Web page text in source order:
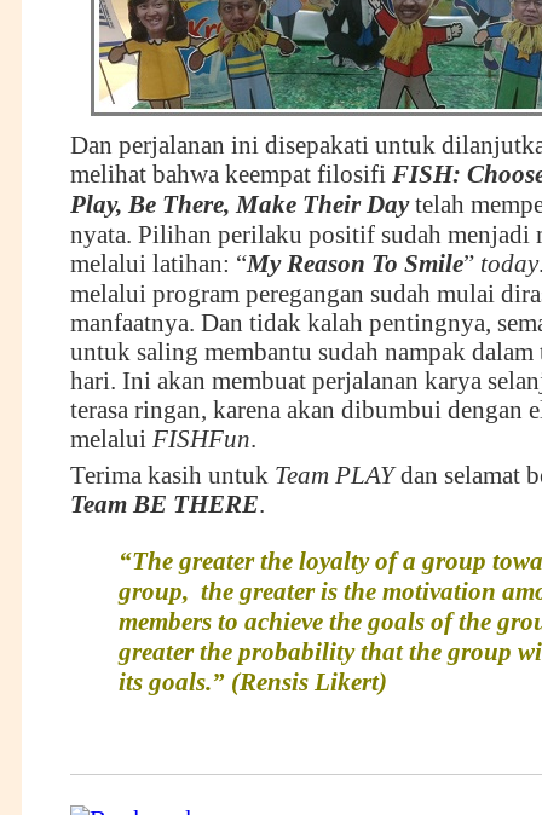
Dan perjalanan ini disepakati untuk
melihat bahwa keempat filosifi FISH:
Play, Be There, Make Their Daytelah
nyata. Pilihan perilaku positif sudah menjadi
melalui latihan: “My Reason To Smile” today
melalui program peregangan sudah mulai
manfaatnya. Dan tidak kalah pentingnya,
untuk saling membantu sudah nampak dalam
hari. Ini akan membuat perjalanan karya
terasa ringan, karena akan dibumbui dengan
melalui FISHFun.
Terima kasih untuk Team PLAYdan selamat
Team BE THERE.
“The greater the loyalty of a group
group, the greater is the motivation
members to achieve the goals of the
greater the probability that the group
its goals.” (Rensis Likert)